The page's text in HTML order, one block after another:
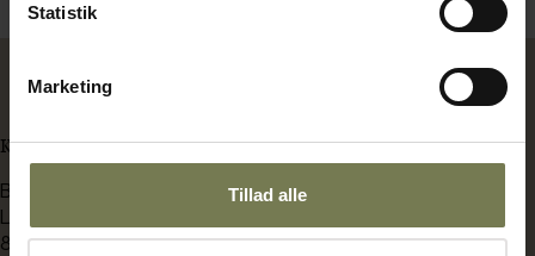
Statistik
Marketing
Tillad alle
KONTAKT OS
BENT BRANDT
8200 Aarhus N